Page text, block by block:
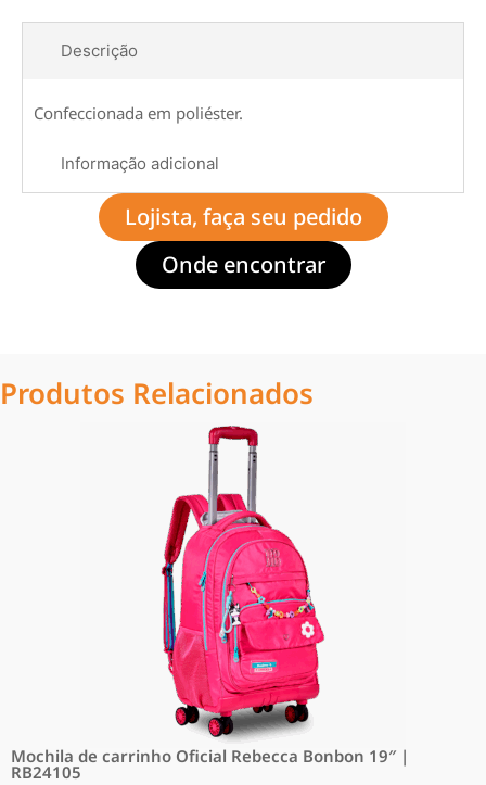
Descrição
Informação adicional
Confeccionada em poliéster.
Lojista, faça seu pedido
Onde encontrar
Produtos Relacionados
Mochila de carrinho Oficial Rebecca Bonbon 19″ |
RB24105